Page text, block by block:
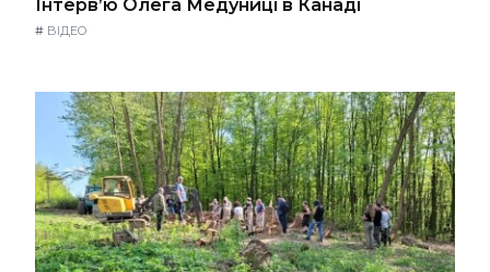
Інтерв’ю Олега Медуниці в Канаді
# ВІДЕО